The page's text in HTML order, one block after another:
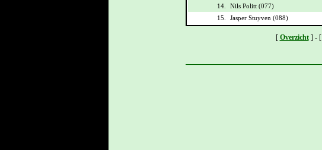
14.
Nils Politt (077)
15.
Jasper Stuyven (088)
[ Overzicht] - [